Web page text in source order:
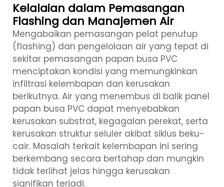
Kelalaian dalam Pemasangan
Flashing dan Manajemen Air
Mengabaikan pemasangan pelat penutup
(flashing) dan pengelolaan air yang tepat di
sekitar pemasangan papan busa PVC
menciptakan kondisi yang memungkinkan
infiltrasi kelembapan dan kerusakan
berikutnya. Air yang menembus di balik panel
papan busa PVC dapat menyebabkan
kerusakan substrat, kegagalan perekat, serta
kerusakan struktur seluler akibat siklus beku-
cair. Masalah terkait kelembapan ini sering
berkembang secara bertahap dan mungkin
tidak terlihat jelas hingga kerusakan
signifikan terjadi.